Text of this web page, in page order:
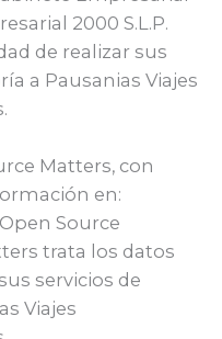
2000 S.L.P.
de realizar sus
a Pausanias Viajes
Matters, con
en:
Source
trata los datos
servicios de
Viajes